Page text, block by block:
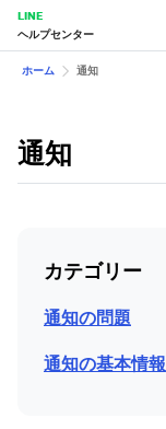
LINE
ヘルプセンター
ホーム 通知
通知
カテゴリー
通知の問題
通知の基本情報